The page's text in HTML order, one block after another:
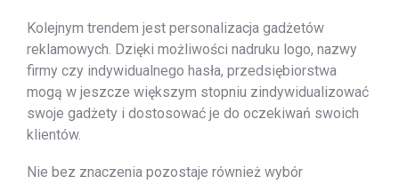
Kolejnym trendem jest personalizacja gadżetów
reklamowych. Dzięki możliwości nadruku logo, nazwy
firmy czy indywidualnego hasła, przedsiębiorstwa
mogą w jeszcze większym stopniu zindywidualizować
swoje gadżety i dostosować je do oczekiwań swoich
klientów.
Nie bez znaczenia pozostaje również wybór